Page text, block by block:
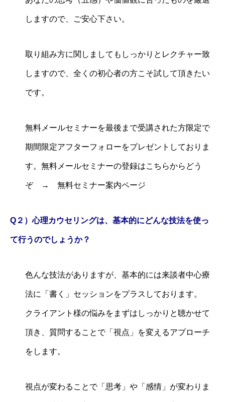
しますので、ご安心下さい。
取り組み方に関しましてもしっかりとレクチャー致
しますので、全くの初心者の方こそ試して頂きたい
です。
無料メールセミナーを最後まで受講された方限定で
期間限定アフターフォローをプレゼントしておりま
す。無料メールセミナーの登録はこちらからどう
ぞ → 無料セミナー案内ページ
Q２）心理カウセリングは、基本的にどんな技法を使っ
て行うのでしょうか？
色んな技法がありますが、基本的には来談者中心療
法に「書く」セッションをプラスしております。
クライアント様の悩みをまずはしっかりと聴かせて
頂き、質問することで「視点」を変えるアプローチ
をします。
視点が変わることで「思考」や「感情」が変わりま